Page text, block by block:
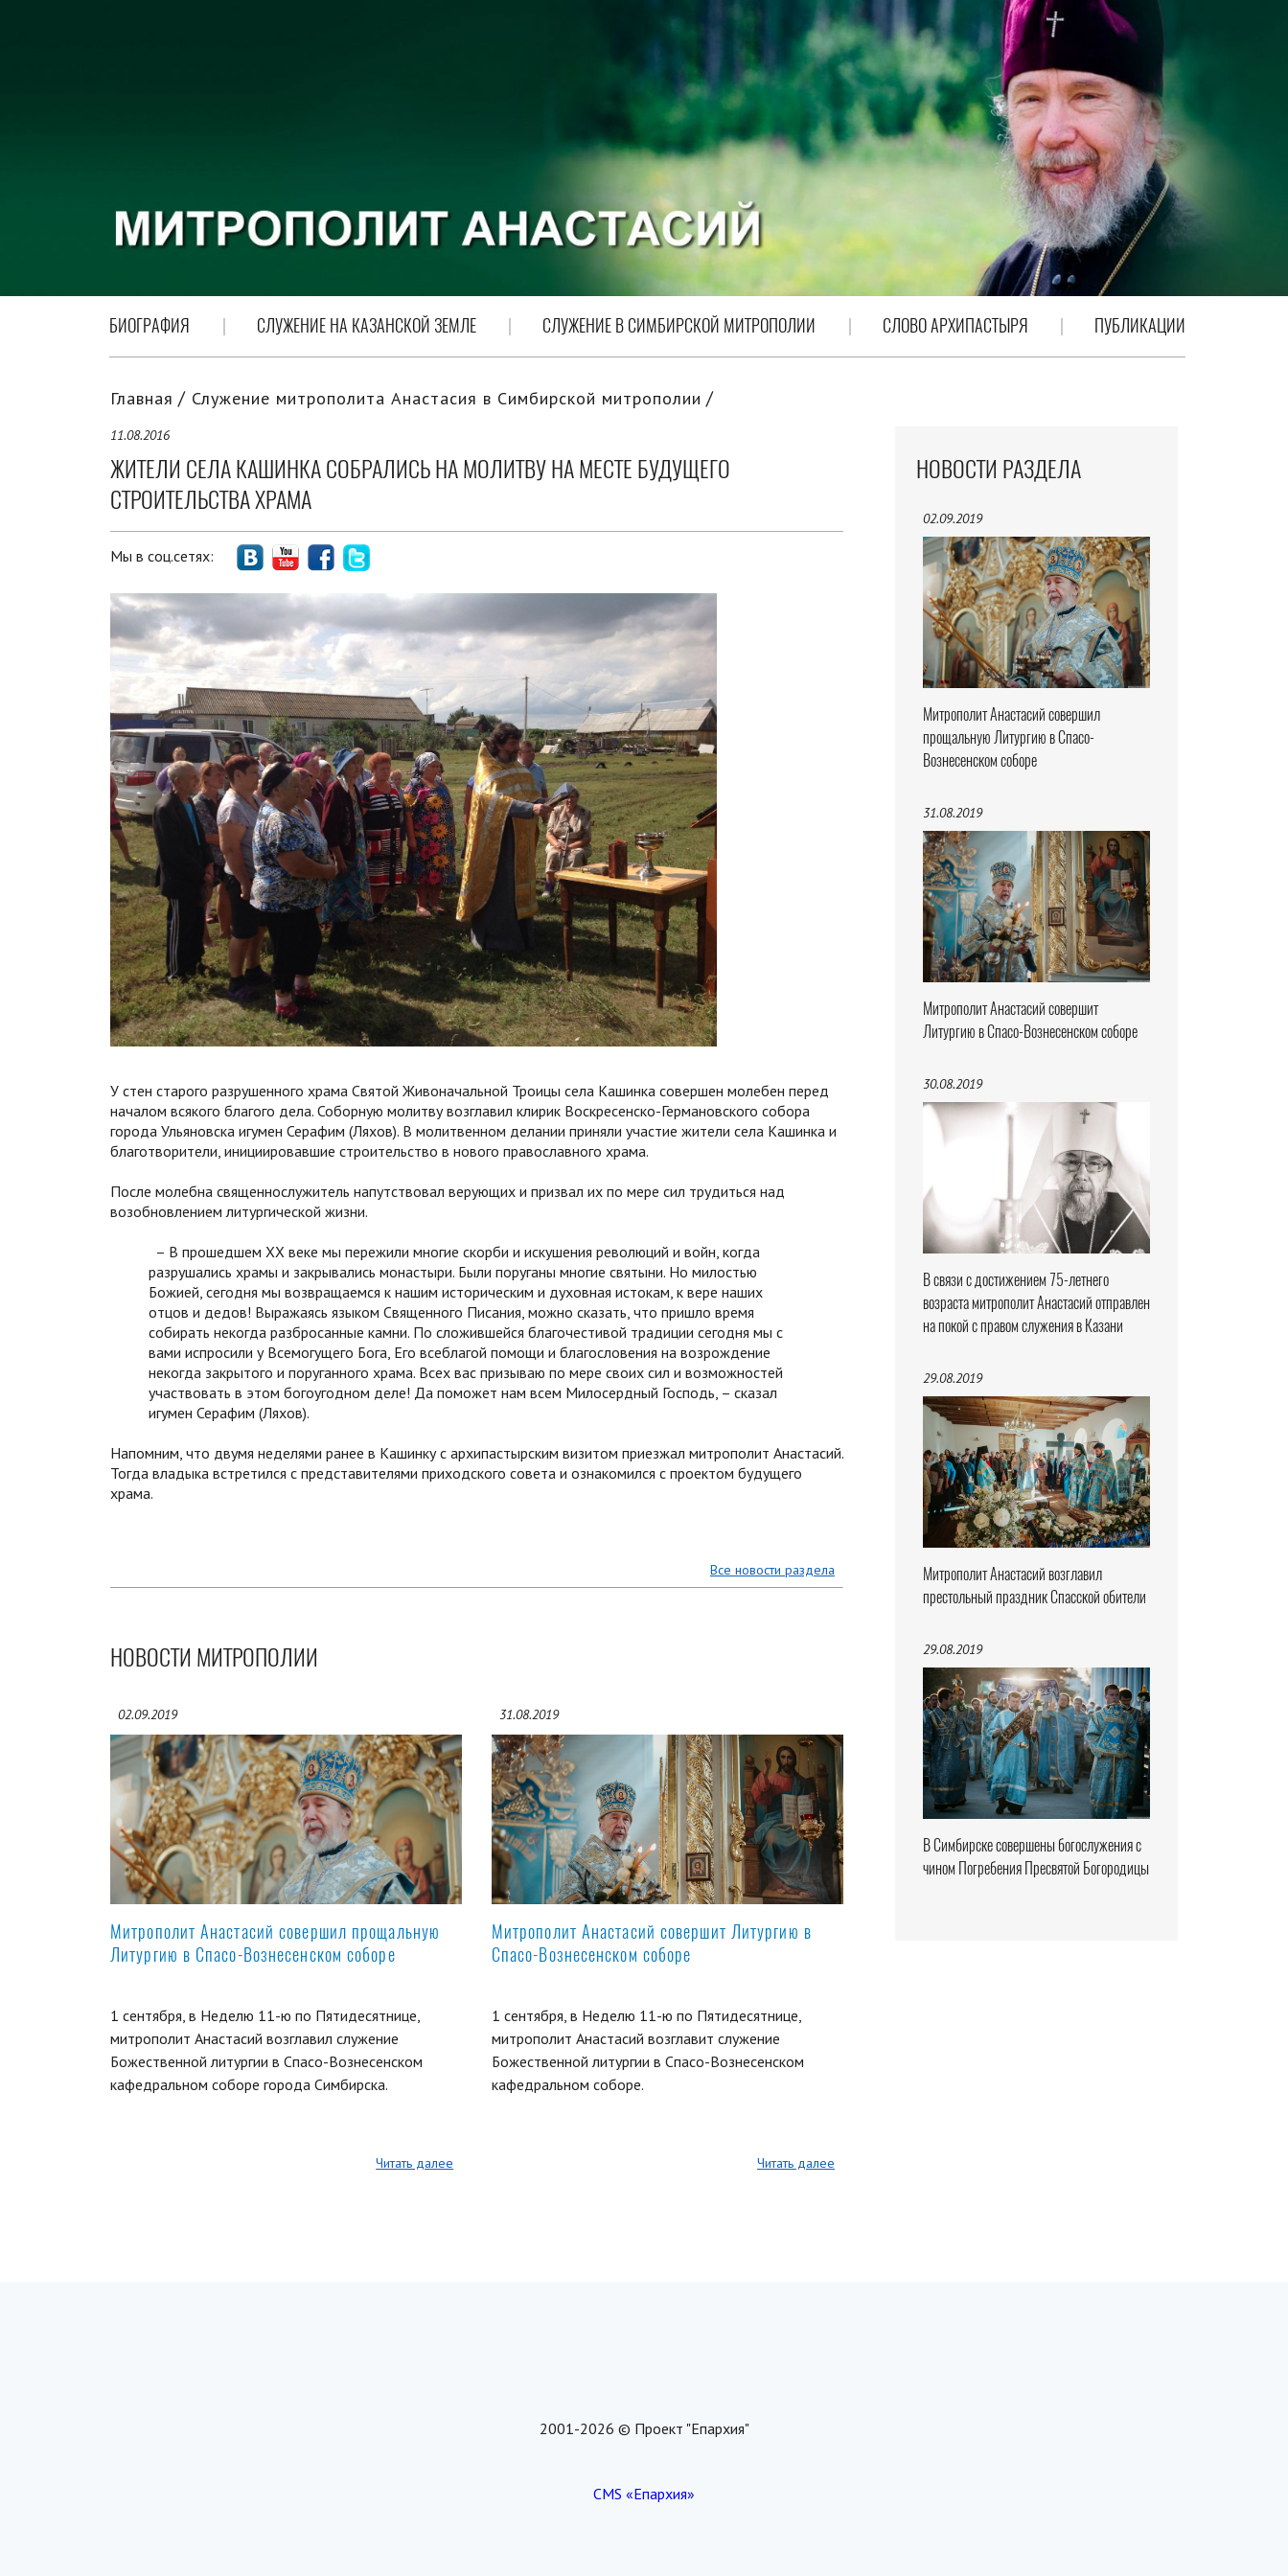
БИОГРАФИЯ СЛУЖЕНИЕ НА КАЗАНСКОЙ ЗЕМЛЕ СЛУЖЕНИЕ В СИМБИРСКОЙ МИТРОПОЛИИ СЛОВО АРХИПАСТЫРЯ ПУБЛИКАЦИИ
НОВОСТИ РАЗДЕЛА
02.09.2019
Митрополит Анастасий совершил
прощальную Литургию в Спасо-
Вознесенском соборе
31.08.2019
Митрополит Анастасий совершит
Литургию в Спасо-Вознесенском соборе
30.08.2019
В связи с достижением 75-летнего
возраста митрополит Анастасий отправлен
на покой с правом служения в Казани
29.08.2019
Митрополит Анастасий возглавил
престольный праздник Спасской обители
29.08.2019
В Симбирске совершены богослужения с
чином Погребения Пресвятой Богородицы
Главная Служение митрополита Анастасия в Симбирской митрополии
11.08.2016
ЖИТЕЛИ СЕЛА КАШИНКА СОБРАЛИСЬ НА МОЛИТВУ НА МЕСТЕ БУДУЩЕГО
СТРОИТЕЛЬСТВА ХРАМА
Мы в соц.сетях:
У стен старого разрушенного храма Святой Живоначальной Троицы села Кашинка совершен молебен перед
началом всякого благого дела. Соборную молитву возглавил клирик Воскресенско-Германовского собора
города Ульяновска игумен Серафим (Ляхов). В молитвенном делании приняли участие жители села Кашинка и
благотворители, инициировавшие строительство в нового православного храма.
После молебна священнослужитель напутствовал верующих и призвал их по мере сил трудиться над
возобновлением литургической жизни.
– В прошедшем XX веке мы пережили многие скорби и искушения революций и войн, когда
разрушались храмы и закрывались монастыри. Были поруганы многие святыни. Но милостью
Божией, сегодня мы возвращаемся к нашим историческим и духовная истокам, к вере наших
отцов и дедов! Выражаясь языком Священного Писания, можно сказать, что пришло время
собирать некогда разбросанные камни. По сложившейся благочестивой традиции сегодня мы с
вами испросили у Всемогущего Бога, Его всеблагой помощи и благословения на возрождение
некогда закрытого и поруганного храма. Всех вас призываю по мере своих сил и возможностей
участвовать в этом богоугодном деле! Да поможет нам всем Милосердный Господь, – сказал
игумен Серафим (Ляхов).
Напомним, что двумя неделями ранее в Кашинку с архипастырским визитом приезжал митрополит Анастасий.
Тогда владыка встретился с представителями приходского совета и ознакомился с проектом будущего
храма.
Все новости раздела
НОВОСТИ МИТРОПОЛИИ
02.09.2019
Митрополит Анастасий совершил прощальную
Литургию в Спасо-Вознесенском соборе
1 сентября, в Неделю 11-ю по Пятидесятнице,
митрополит Анастасий возглавил служение
Божественной литургии в Спасо-Вознесенском
кафедральном соборе города Симбирска.
Читать далее
31.08.2019
Митрополит Анастасий совершит Литургию в
Спасо-Вознесенском соборе
1 сентября, в Неделю 11-ю по Пятидесятнице,
митрополит Анастасий возглавит служение
Божественной литургии в Спасо-Вознесенском
кафедральном соборе.
Читать далее
2001-2026 © Проект "Епархия"
CMS «Епархия»